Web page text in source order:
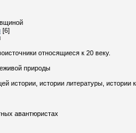
[6]
относящиеся к 20 веку.
природы
истории, истории литературы, истории
авантюристах